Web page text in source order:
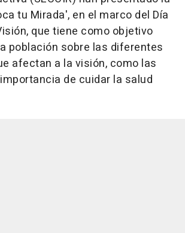
tu Mirada', en el marco del Día
que tiene como objetivo
población sobre las diferentes
afectan a la visión, como las
de cuidar la salud